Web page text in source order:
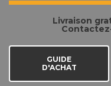
Livraison
GUIDE
D'ACHAT